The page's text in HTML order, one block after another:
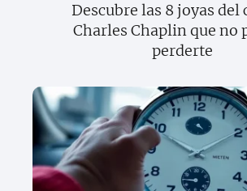
Descubre las 8 joyas del
Charles Chaplin que no
perderte